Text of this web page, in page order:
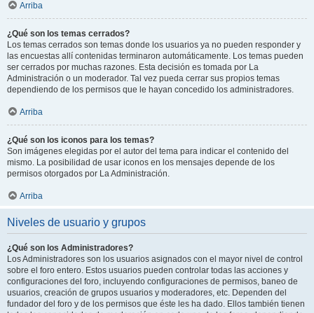
Arriba
¿Qué son los temas cerrados?
Los temas cerrados son temas donde los usuarios ya no pueden responder y
las encuestas allí contenidas terminaron automáticamente. Los temas pueden
ser cerrados por muchas razones. Esta decisión es tomada por La
Administración o un moderador. Tal vez pueda cerrar sus propios temas
dependiendo de los permisos que le hayan concedido los administradores.
Arriba
¿Qué son los iconos para los temas?
Son imágenes elegidas por el autor del tema para indicar el contenido del
mismo. La posibilidad de usar iconos en los mensajes depende de los
permisos otorgados por La Administración.
Arriba
Niveles de usuario y grupos
¿Qué son los Administradores?
Los Administradores son los usuarios asignados con el mayor nivel de control
sobre el foro entero. Estos usuarios pueden controlar todas las acciones y
configuraciones del foro, incluyendo configuraciones de permisos, baneo de
usuarios, creación de grupos usuarios y moderadores, etc. Dependen del
fundador del foro y de los permisos que éste les ha dado. Ellos también tienen